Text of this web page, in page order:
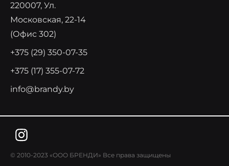
220007, Ул.
Московская, 22-14
(офис 302)
+375 (29) 350-07-35
+375 (17) 355-07-72
info@brandy.by
© 2010-2023 «ООО БРЕНДИ» Все права защищены